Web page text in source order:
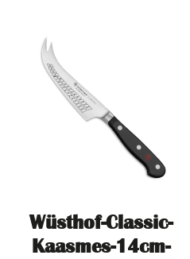
Wüsthof-Classic-
Kaasmes-14cm-